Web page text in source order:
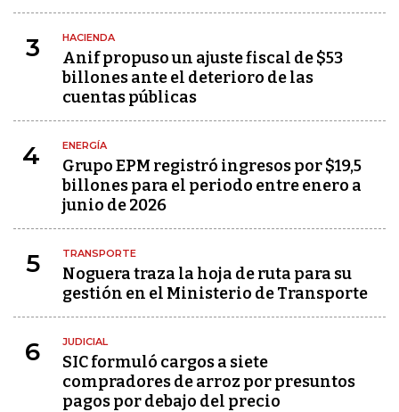
3 HACIENDA
Anif propuso un ajuste fiscal de $53
billones ante el deterioro de las
cuentas públicas
4 ENERGÍA
Grupo EPM registró ingresos por $19,5
billones para el periodo entre enero a
junio de 2026
5 TRANSPORTE
Noguera traza la hoja de ruta para su
gestión en el Ministerio de Transporte
6 JUDICIAL
SIC formuló cargos a siete
compradores de arroz por presuntos
pagos por debajo del precio